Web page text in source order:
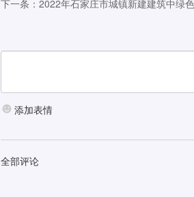
下一条：2022年石家庄市城镇新建建筑中绿
添加表情
全部评论